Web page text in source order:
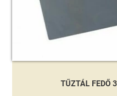
TŰZTÁL FEDŐ